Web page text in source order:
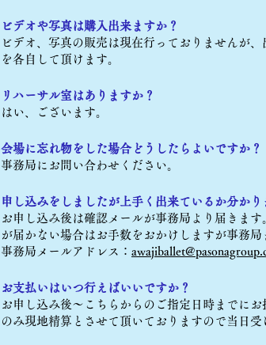
ビデオや写真は購入出来ますか？
ビデオ、写真の販売は現在行っておりませんが
を各自して頂けます。
リハーサル室はありますか？
はい、ございます。
会場に忘れ物をした場合どうしたらよいですか
事務局にお問い合わせください。
申し込みをしましたが上手く出来ているか分か
お申し込み後は確認メールが事務局より届きま
が届かない場合はお手数をおかけしますが事務
事務局メールアドレス：
お支払いはいつ行えばいいですか？
お申し込み後～こちらからのご指定日時までに
のみ現地精算とさせて頂いておりますので当日受